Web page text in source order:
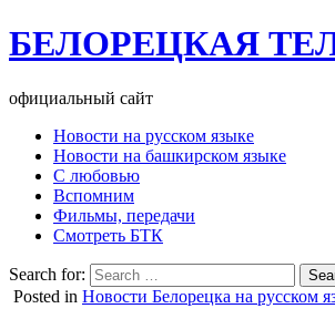
БЕЛОРЕЦКАЯ
официальный сайт
Новости на русском языке
Новости на башкирском языке
С любовью
Вспомним
Фильмы, передачи
Смотреть БТК
Search for:
Posted in Новости Белорецка на русском